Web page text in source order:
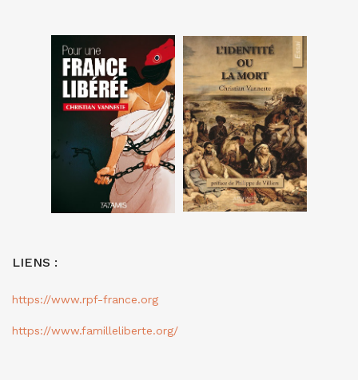
LIENS :
https://www.rpf-france.org
https://www.familleliberte.org/